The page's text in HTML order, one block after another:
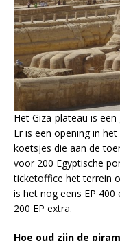
Het Giza-plateau is
Er is een opening in
koetsjes die aan de
voor 200 Egyptische
ticketoffice het terrein
is het nog eens EP
200 EP extra.
Hoe oud zijn de